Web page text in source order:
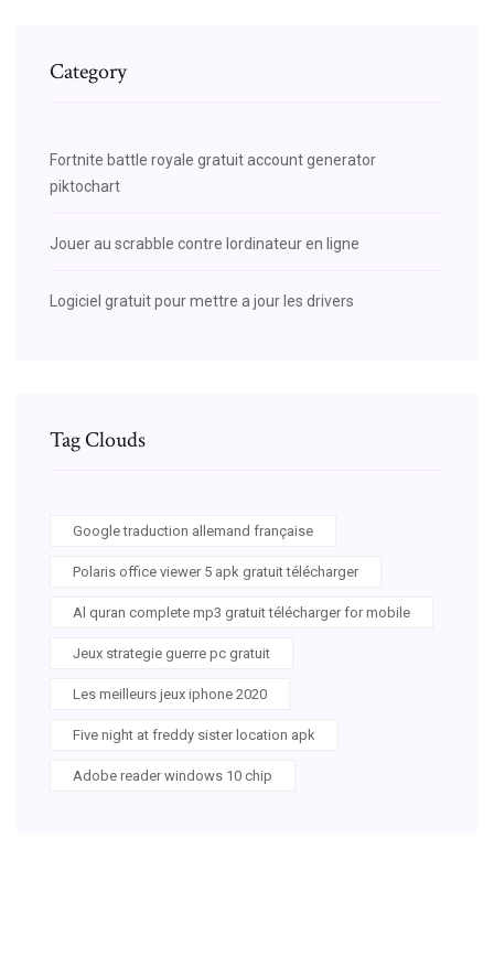
Category
Fortnite battle royale gratuit account generator
piktochart
Jouer au scrabble contre lordinateur en ligne
Logiciel gratuit pour mettre a jour les drivers
Tag Clouds
Google traduction allemand française
Polaris office viewer 5 apk gratuit télécharger
Al quran complete mp3 gratuit télécharger for mobile
Jeux strategie guerre pc gratuit
Les meilleurs jeux iphone 2020
Five night at freddy sister location apk
Adobe reader windows 10 chip